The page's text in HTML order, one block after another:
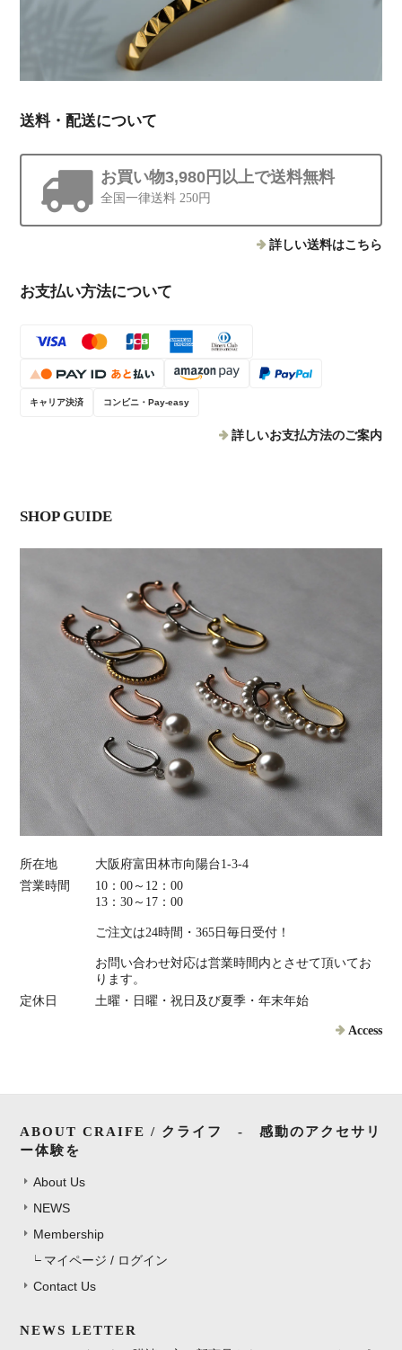
送料・配送について
お買い物3,980円以上で送料無料
全国一律送料 250円
詳しい送料はこちら
お支払い方法について
キャリア決済 コンビニ・Pay-easy
詳しいお支払方法のご案内
SHOP GUIDE
所在地
大阪府富田林市向陽台1-3-4
営業時間
10：00～12：00
13：30～17：00
ご注文は24時間・365日毎日受付！
お問い合わせ対応は営業時間内とさせて頂いてお
ります。
定休日
土曜・日曜・祝日及び夏季・年末年始
Access
ABOUT CRAIFE / クライフ - 感動のアクセサリ
ー体験を
About Us
NEWS
Membership
マイページ / ログイン
Contact Us
NEWS LETTER